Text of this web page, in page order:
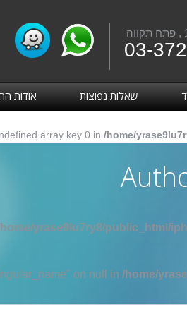
03-
שאלות נפוצות אודות
array key 0 in /home/
yrase9lu7ry8/public_html/
on null in /home/